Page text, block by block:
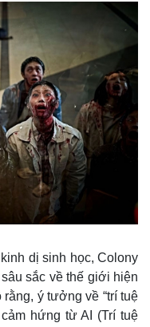
dị sinh học, Colony
sắc về thế giới hiện
ý tưởng về “trí tuệ
hứng từ AI (Trí tuệ